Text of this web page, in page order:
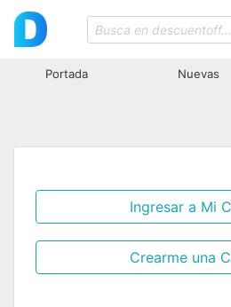
Portada Nuevas
Ingresar a Mi
Crearme una